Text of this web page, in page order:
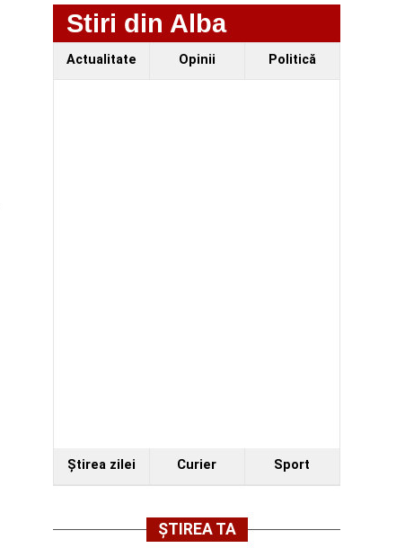
Stiri din Alba
Actualitate Opinii Politică
Ştirea zilei Curier Sport
ȘTIREA TA